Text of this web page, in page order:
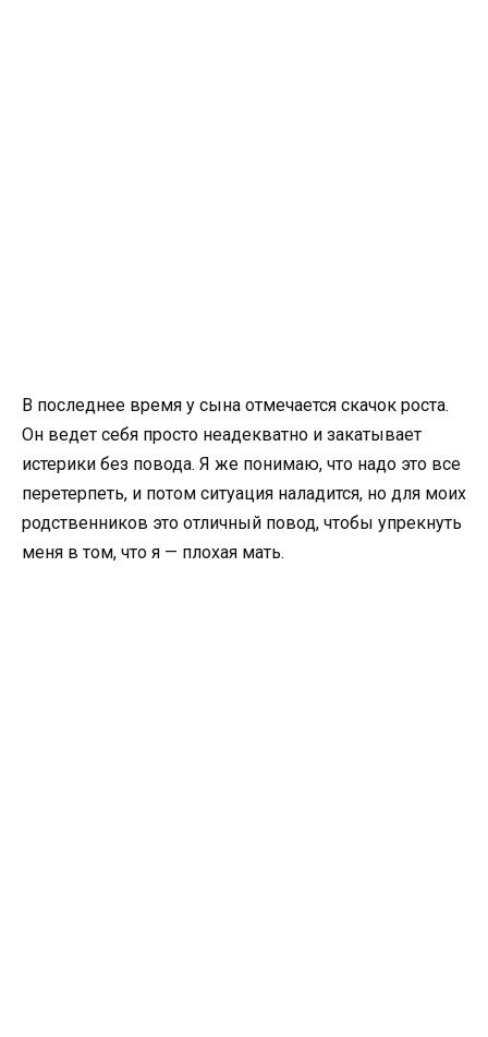
В последнее время у сына отмечается скачок роста.
Он ведет себя просто неадекватно и закатывает
истерики без повода. Я же понимаю, что надо это все
перетерпеть, и потом ситуация наладится, но для моих
родственников это отличный повод, чтобы упрекнуть
меня в том, что я — плохая мать.